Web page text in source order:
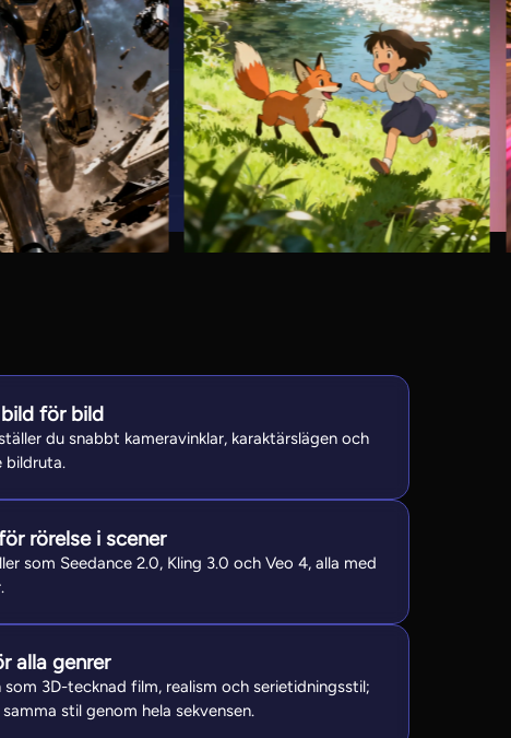
för bild
du snabbt kameravinklar, karaktärslägen och
bildruta.
rörelse i scener
som Seedance 2.0, Kling 3.0 och Veo 4, alla med
alla genrer
3D-tecknad film, realism och serietidningsstil;
stil genom hela sekvensen.